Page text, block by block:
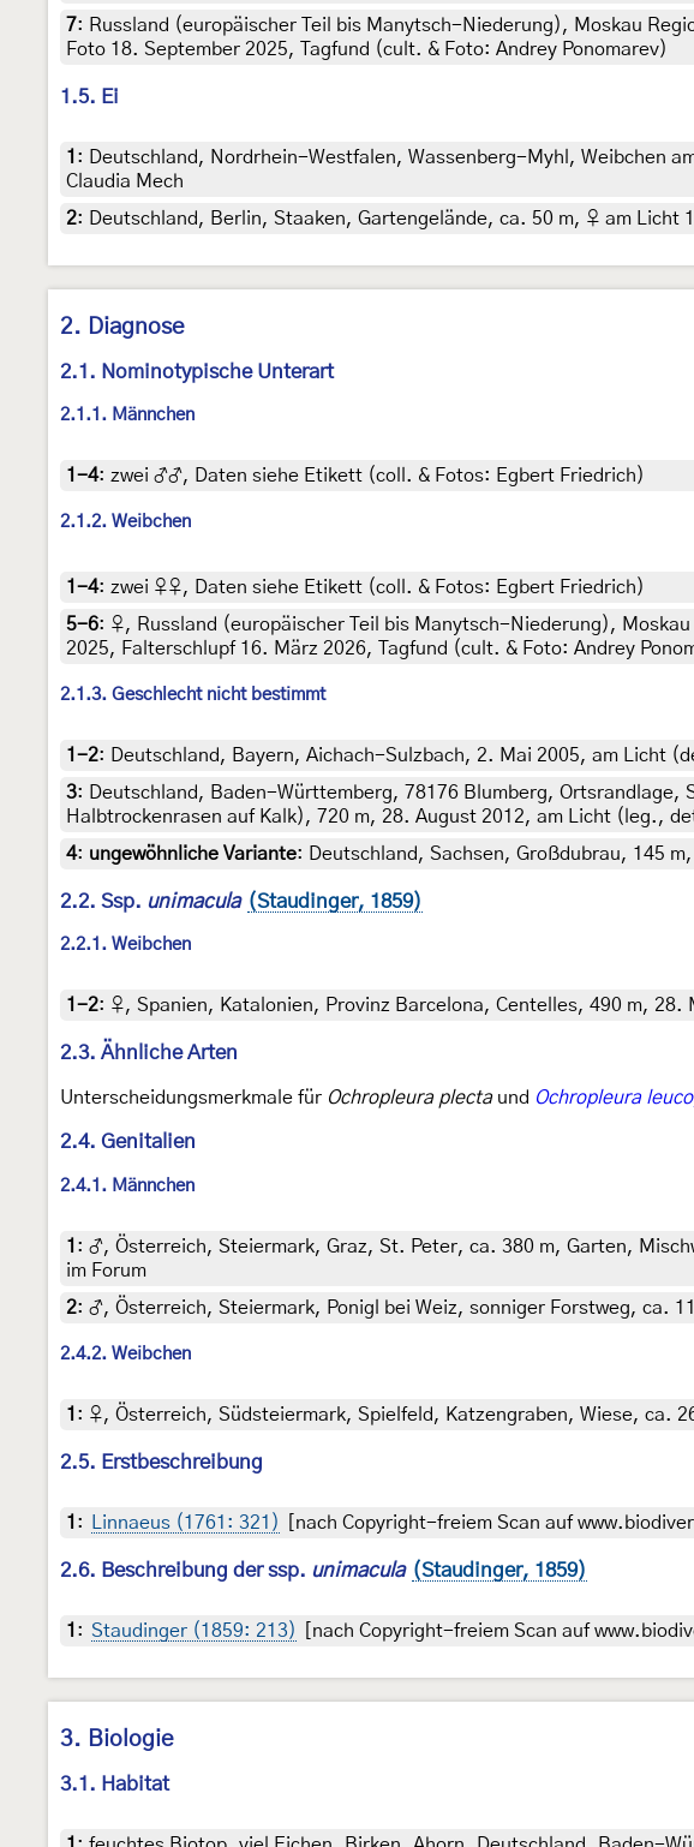
7: Russland (europäischer Teil bis Manytsch-Niederung), Moskau
Foto 18. September 2025, Tagfund (cult. & Foto: Andrey Ponomarev)
1.5. Ei
1 : Deutschland, Nordrhein-Westfalen, Wassenberg-Myhl, Weibchen
Claudia Mech
2: Deutschland, Berlin, Staaken, Gartengelände, ca. 50 m, ♀ am Licht
2. Diagnose
2.1. Nominotypische Unterart
2.1.1. Männchen
1-4: zwei ♂♂, Daten siehe Etikett (coll. & Fotos: Egbert Friedrich)
2.1.2. Weibchen
1-4: zwei ♀♀, Daten siehe Etikett (coll. & Fotos: Egbert Friedrich)
5-6: ♀, Russland (europäischer Teil bis Manytsch-Niederung),
2025, Falterschlupf 16. März 2026, Tagfund (cult. & Foto: Andrey
2.1.3. Geschlecht nicht bestimmt
1-2: Deutschland, Bayern, Aichach-Sulzbach, 2. Mai 2005, am Licht
3: Deutschland, Baden-Württemberg, 78176 Blumberg,
Halbtrockenrasen auf Kalk), 720 m, 28. August 2012, am Licht (leg.,
4: ungewöhnliche Variante: Deutschland, Sachsen, Großdubrau, 145
2.2. Ssp. unimacula (Staudinger, 1859)
2.2.1. Weibchen
1-2: ♀, Spanien, Katalonien, Provinz Barcelona, Centelles, 490 m,
2.3. Ähnliche Arten
Unterscheidungsmerkmale für Ochropleura plectaund Ochropleura
2.4. Genitalien
2.4.1. Männchen
1 : ♂, Österreich, Steiermark, Graz, St. Peter, ca. 380 m, Garten,
im Forum
2: ♂, Österreich, Steiermark, Ponigl bei Weiz, sonniger Forstweg, ca.
2.4.2. Weibchen
1 : ♀, Österreich, Südsteiermark, Spielfeld, Katzengraben, Wiese, ca.
2.5. Erstbeschreibung
1 : Linnaeus (1761: 321) [nach Copyright-freiem Scan auf
2.6. Beschreibung der ssp. unimacula (Staudinger, 1859)
1 : Staudinger (1859: 213) [nach Copyright-freiem Scan auf
3. Biologie
3.1. Habitat